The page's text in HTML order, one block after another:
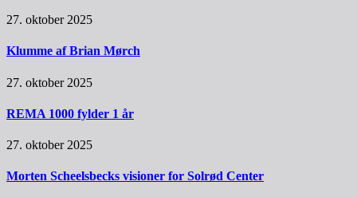
27. oktober 2025
Klumme af Brian Mørch
27. oktober 2025
REMA 1000 fylder 1 år
27. oktober 2025
Morten Scheelsbecks visioner for Solrød Center